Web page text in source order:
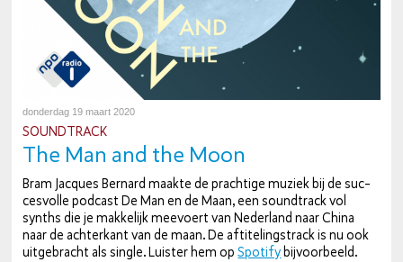
donderdag 19 maart 2020
SOUND­TRACK
The Man and the Moon
Bram Jacques Bernard maakte de prachtige muziek bij de suc­
ces­vol­le podcast De Man en de Maan, een sound­track vol
synths die je makkelijk meevoert van Nederland naar China
naar de ach­ter­kant van de maan. De af­ti­te­lingstrack is nu ook
uit­ge­bracht als single. Luister hem opSpotify bij­voor­beeld.